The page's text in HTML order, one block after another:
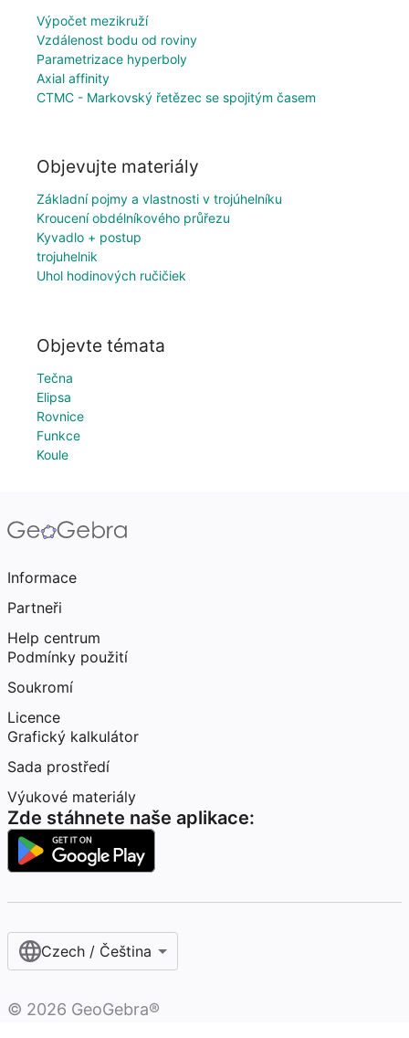
Výpočet mezikruží
Vzdálenost bodu od roviny
Parametrizace hyperboly
Axial affinity
CTMC - Markovský řetězec se spojitým časem
Objevujte materiály
Základní pojmy a vlastnosti v trojúhelníku
Kroucení obdélníkového průřezu
Kyvadlo + postup
trojuhelnik
Uhol hodinových ručičiek
Objevte témata
Tečna
Elipsa
Rovnice
Funkce
Koule
Informace
Partneři
Help centrum
Podmínky použití
Soukromí
Licence
Grafický kalkulátor
Sada prostředí
Výukové materiály
Zde stáhnete naše aplikace:
Czech / Čeština‎
© 2026 GeoGebra®